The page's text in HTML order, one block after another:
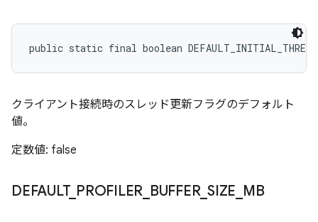
public static final boolean
クライアント接続時のスレッド更新フラグのデフォルト
値。
定数値: false
DEFAULT_ PROFILER BUFFER_ SIZE MB